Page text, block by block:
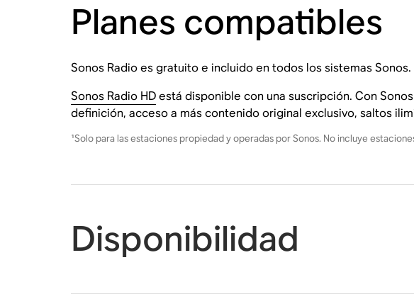
Planes compatibles
Sonos Radio es gratuito e incluido en todos los sistemas Sonos.
Sonos Radio HDestá disponible con una suscripción. Con
definición, acceso a más contenido original exclusivo, saltos
¹Solo para las estaciones propiedad y operadas por Sonos. No incluye
Disponibilidad